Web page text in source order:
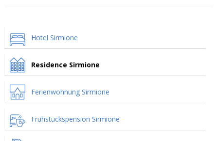
Hotel Sirmione
Residence Sirmione
Ferienwohnung Sirmione
Frühstückspension Sirmione